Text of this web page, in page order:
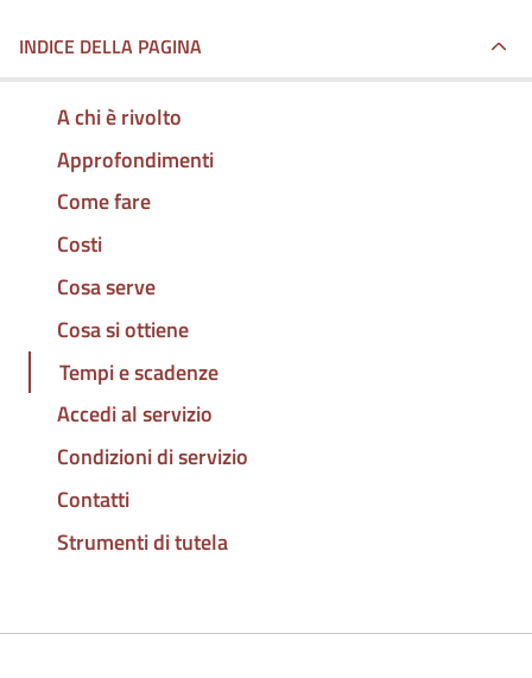
INDICE DELLA PAGINA
A chi è rivolto
Approfondimenti
Come fare
Costi
Cosa serve
Cosa si ottiene
Tempi e scadenze
Accedi al servizio
Condizioni di servizio
Contatti
Strumenti di tutela